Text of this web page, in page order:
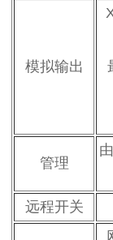
模拟输出
管理
远程开关